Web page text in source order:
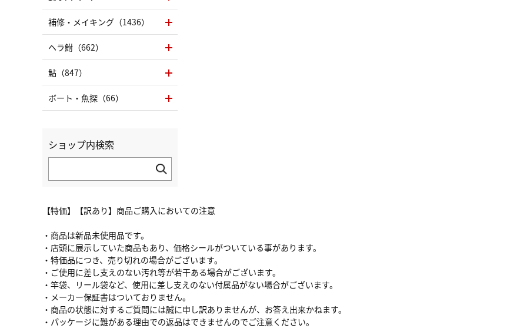
【特価】【訳あり】商品ご購入においての注意
・商品は新品未使用品です。
・店頭に展示していた商品もあり、価格シールがついている事があります。
・特価品につき、売り切れの場合がございます。
・ご使用に差し支えのない汚れ等が若干ある場合がございます。
・竿袋、リール袋など、使用に差し支えのない付属品がない場合がございます。
・メーカー保証書はついておりません。
・商品の状態に対するご質問には誠に申し訳ありませんが、お答え出来かねます。
・パッケージに難がある理由での返品はできませんのでご注意ください。
補修・メイキング（1436）
ヘラ鮒（662）
鮎（847）
ボート・魚探（66）
ショップ内検索